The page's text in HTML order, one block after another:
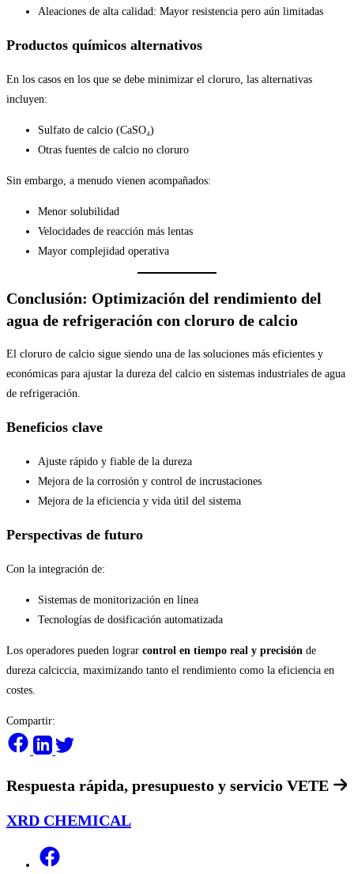
Aleaciones de alta calidad: Mayor resistencia pero aún limitadas
Productos químicos alternativos
En los casos en los que se debe minimizar el cloruro, las alternativas
incluyen:
Sulfato de calcio (CaSO₄)
Otras fuentes de calcio no cloruro
Sin embargo, a menudo vienen acompañados:
Menor solubilidad
Velocidades de reacción más lentas
Mayor complejidad operativa
Conclusión: Optimización del rendimiento del
agua de refrigeración con cloruro de calcio
El cloruro de calcio sigue siendo una de las soluciones más eficientes y
económicas para ajustar la dureza del calcio en sistemas industriales de agua
de refrigeración.
Beneficios clave
Ajuste rápido y fiable de la dureza
Mejora de la corrosión y control de incrustaciones
Mejora de la eficiencia y vida útil del sistema
Perspectivas de futuro
Con la integración de:
Sistemas de monitorización en línea
Tecnologías de dosificación automatizada
Los operadores pueden lograr control en tiempo real y precisión de
dureza calciccia, maximizando tanto el rendimiento como la eficiencia en
costes.
Compartir:
Respuesta rápida, presupuesto y servicio VETE
XRD CHEMICAL